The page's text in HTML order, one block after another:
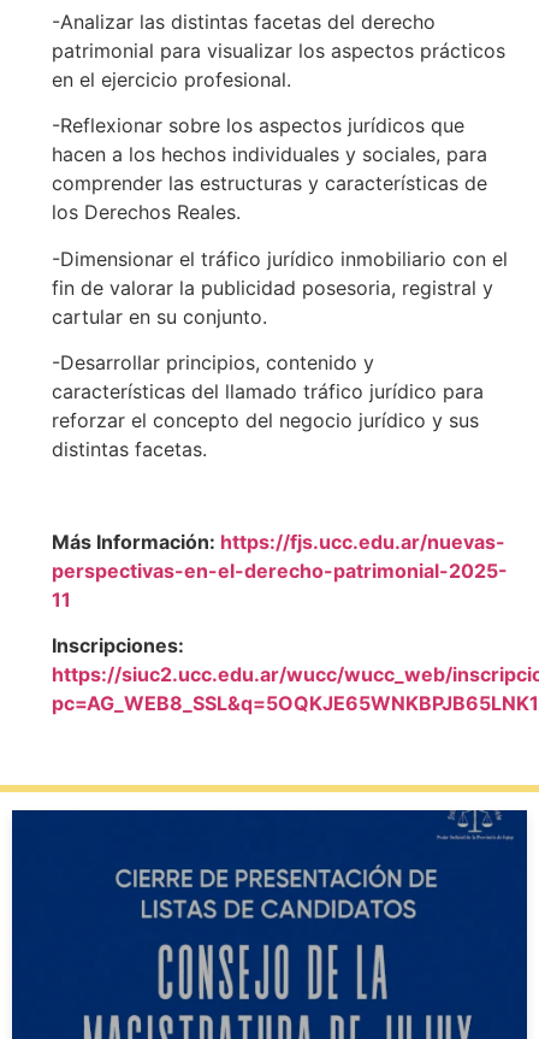
-Analizar las distintas facetas del derecho
patrimonial para visualizar los aspectos prácticos
en el ejercicio profesional.
-Reflexionar sobre los aspectos jurídicos que
hacen a los hechos individuales y sociales, para
comprender las estructuras y características de
los Derechos Reales.
-Dimensionar el tráfico jurídico inmobiliario con el
fin de valorar la publicidad posesoria, registral y
cartular en su conjunto.
-Desarrollar principios, contenido y
características del llamado tráfico jurídico para
reforzar el concepto del negocio jurídico y sus
distintas facetas.
Más Información: https://fjs.ucc.edu.ar/nuevas-
perspectivas-en-el-derecho-patrimonial-2025-
11
Inscripciones:
https://siuc2.ucc.edu.ar/wucc/wucc_web/